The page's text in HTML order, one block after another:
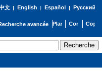
文| English | Español | Русский
avancée